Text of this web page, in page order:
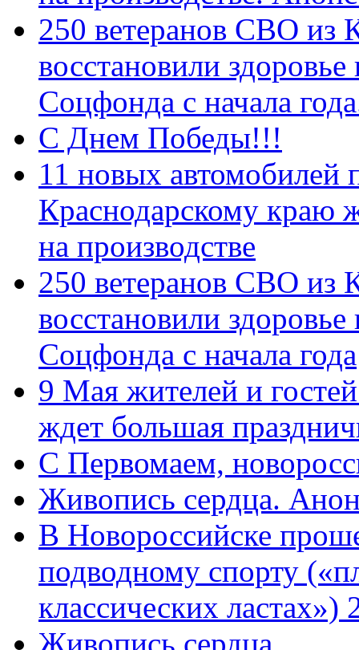
250 ветеранов СВО из
восстановили
Соцфонда с начала
С Днем Победы!!!
11 новых автомобилей
Краснодарскому краю
на производстве
250 ветеранов СВО из
восстановили
Соцфонда с начала года
9 Мая жителей и
ждет большая
C Первомаем,
Живопись сердца.
В Новороссийске
подводному спорту
классических
Живопись сердца